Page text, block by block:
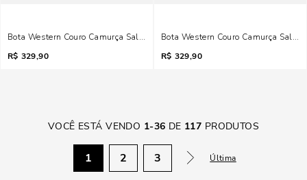
Bota Western Couro Camurça Salto Grosso Marrom
R$ 329,90
Bota Western Couro Camurça Salto
R$ 329,90
VOCÊ ESTÁ VENDO 1-36 DE 117 PRODUTOS
1 2 3 Última